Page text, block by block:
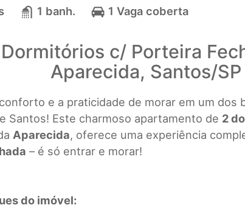
1 banh. 1 Vaga coberta
c/ Porteira
Aparecida, Santos/SP
e a praticidade de morar em um dos
Santos! Este charmoso apartamento de 2
Aparecida, oferece uma experiência
– é só entrar e morar!
do imóvel: